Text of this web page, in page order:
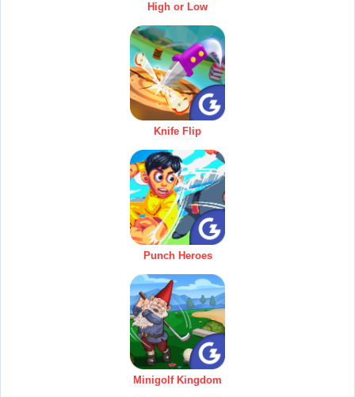
High or Low
Knife Flip
Punch Heroes
Minigolf Kingdom